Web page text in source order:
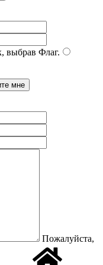
выбрав Флаг.
Пожалуйста,